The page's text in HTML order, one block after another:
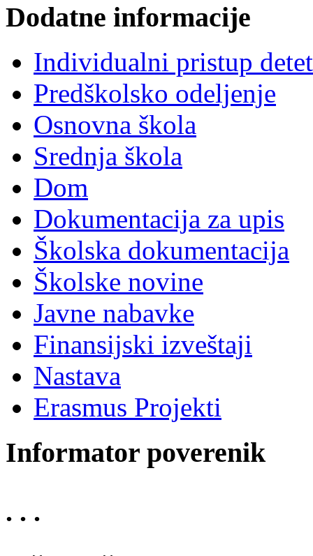
Dodatne informacije
Individualni pristup
Predškolsko odeljenje
Osnovna škola
Srednja škola
Dom
Dokumentacija za upis
Školska dokumentacija
Školske novine
Javne nabavke
Finansijski izveštaji
Nastava
Erasmus Projekti
Informator poverenik
. . .